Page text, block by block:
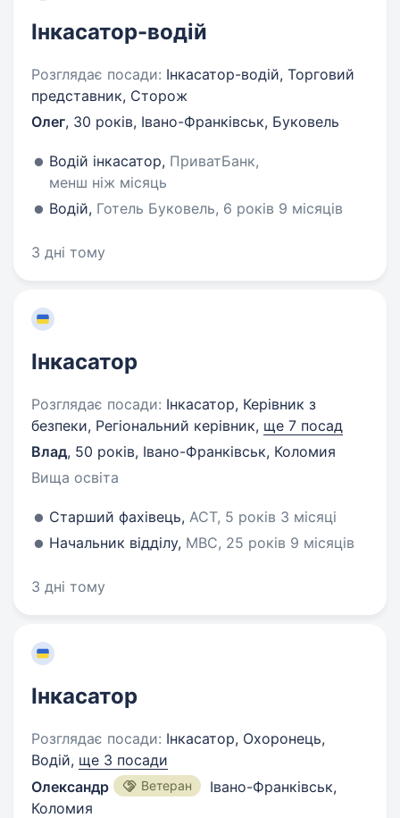
Інкасатор-водій
Розглядає посади: Інкасатор-водій, Торговий
представник, Сторож
Олег, 30 років, Івано-Франківськ, Буковель
Водій інкасатор, ПриватБанк,
менш ніж місяць
Водій, Готель Буковель, 6 років 9 місяців
3 дні тому
Інкасатор
Розглядає посади: Інкасатор, Керівник з
безпеки, Регіональний керівник, ще 7 посад
Влад, 50 років, Івано-Франківськ, Коломия
Вища освіта
Старший фахівець, АСТ, 5 років 3 місяці
Начальник відділу, МВС, 25 років 9 місяців
3 дні тому
Інкасатор
Розглядає посади: Інкасатор, Охоронець,
Водій, ще 3 посади
Олександр
Ветеран
Івано-Франківськ,
Коломия